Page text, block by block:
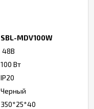
SBL-MDV100W
48В
100 Вт
IP20
Черный
350*25*40